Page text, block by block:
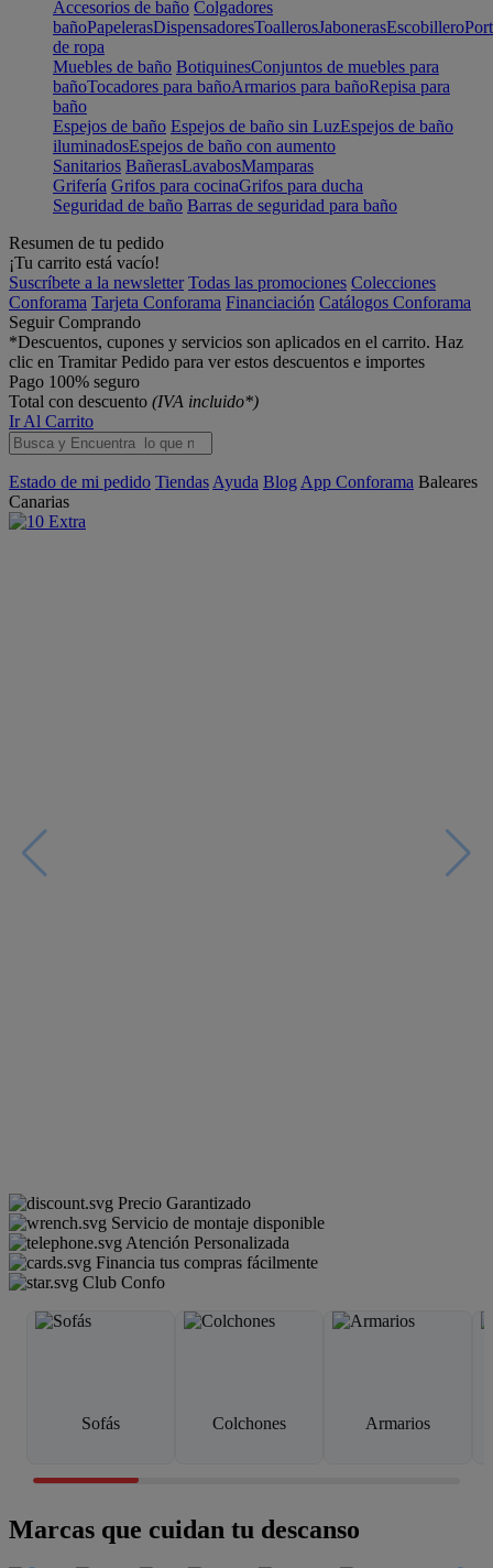
Accesorios de baño Colgadores
bañoPapelerasDispensadoresToallerosJabonerasEscobillero
de ropa
Muebles de baño BotiquinesConjuntos de muebles para
bañoTocadores para bañoArmarios para bañoRepisa para
baño
Espejos de baño Espejos de baño sin LuzEspejos de baño
iluminadosEspejos de baño con aumento
Sanitarios BañerasLavabosMamparas
Grifería Grifos para cocinaGrifos para ducha
Seguridad de baño Barras de seguridad para baño
Resumen de tu pedido
¡Tu carrito está vacío!
Suscríbete a la newsletter Todas las promociones Colecciones
Conforama Tarjeta Conforama Financiación Catálogos Conforama
Seguir Comprando
*Descuentos, cupones y servicios son aplicados en el carrito. Haz
clic en Tramitar Pedido para ver estos descuentos e importes
Pago 100% seguro
Total con descuento (IVA incluido*)
Ir Al Carrito
Estado de mi pedido Tiendas Ayuda Blog App Conforama Baleares
Canarias
Precio Garantizado
Servicio de montaje disponible
Atención Personalizada
Financia tus compras fácilmente
Club Confo
Sofás Colchones Armarios
Marcas que cuidan tu descanso